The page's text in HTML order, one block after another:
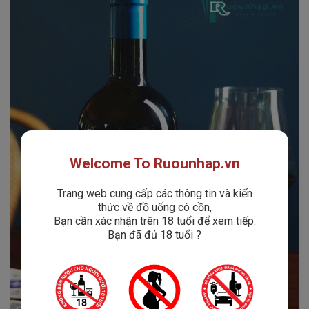
Welcome To Ruounhap.vn
Trang web cung cấp các thông tin và kiến
thức về đồ uống có cồn,
Bạn cần xác nhận trên 18 tuổi để xem tiếp.
Bạn đã đủ 18 tuổi ?